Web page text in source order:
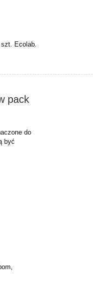
Ecolab.
pack
do
być